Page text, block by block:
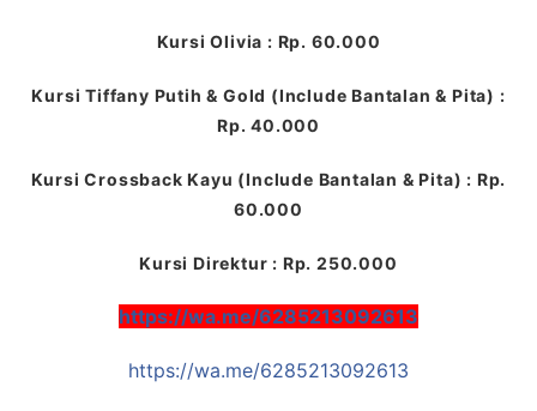
Kursi Olivia : Rp. 60.000
Kursi Tiffany Putih & Gold (Include Bantalan & Pita) :
Rp. 40.000
Kursi Crossback Kayu (Include Bantalan & Pita) : Rp.
60.000
Kursi Direktur : Rp. 250.000
https://wa.me/6285213092613
https://wa.me/6285213092613